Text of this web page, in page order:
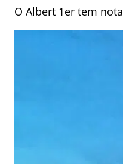
O Albert 1er tem